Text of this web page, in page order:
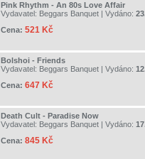
Pink Rhythm - An 80s Love Affair
Vydavatel: Beggars Banquet | Vydáno:
Cena: 521 Kč
Bolshoi - Friends
Vydavatel: Beggars Banquet | Vydáno:
Cena: 647 Kč
Death Cult - Paradise Now
Vydavatel: Beggars Banquet | Vydáno:
Cena: 845 Kč